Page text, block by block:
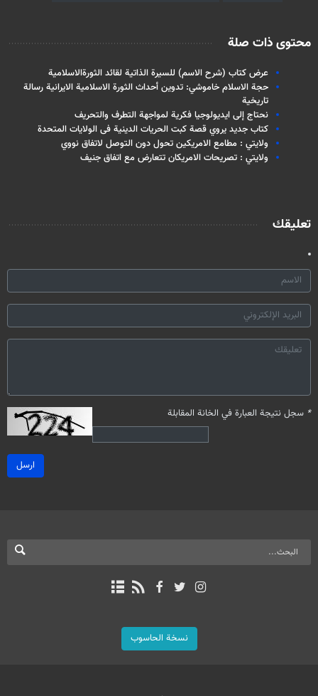
محتوى ذات صلة
عرض كتاب (شرح الاسم) للسيرة الذاتية لقائد الثورةالاسلامية
حجة الاسلام خاموشي: تدوين أحداث الثورة الاسلامية الايرانية رسالة
تاريخية
نحتاج إلى ايديولوجيا فكرية لمواجهة التطرف والتحريف
كتاب جديد يروي قصة كبت الحريات الدينية فى الولايات المتحدة
ولايتي : مطامع الامريكين تحول دون التوصل لاتفاق نووي
ولايتي : تصريحات الامريكان تتعارض مع اتفاق جنيف
تعليقك
* سجل نتيجة العبارة في الخانة المقابلة
ارسل
نسخة الحاسوب